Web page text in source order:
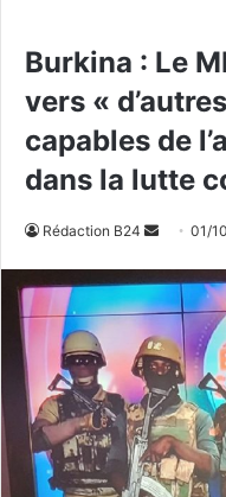
Burkina : Le
vers «
capables de
dans la lutte
Rédaction B24
v
o
y
e
r
u
n
c
01/